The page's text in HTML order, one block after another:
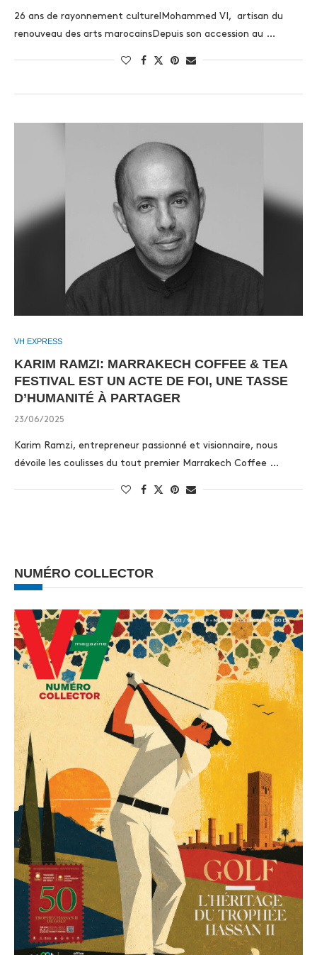
26 ans de rayonnement culturelMohammed VI, artisan du
renouveau des arts marocainsDepuis son accession au …
VH EXPRESS
KARIM RAMZI: MARRAKECH COFFEE & TEA
FESTIVAL EST UN ACTE DE FOI, UNE TASSE
D’HUMANITÉ À PARTAGER
23/06/2025
Karim Ramzi, entrepreneur passionné et visionnaire, nous
dévoile les coulisses du tout premier Marrakech Coffee …
NUMÉRO COLLECTOR